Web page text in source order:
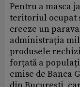
Pentru a masca
teritoriul ocupat
creeze un
administrația
produsele
forțată a
emise de Banca